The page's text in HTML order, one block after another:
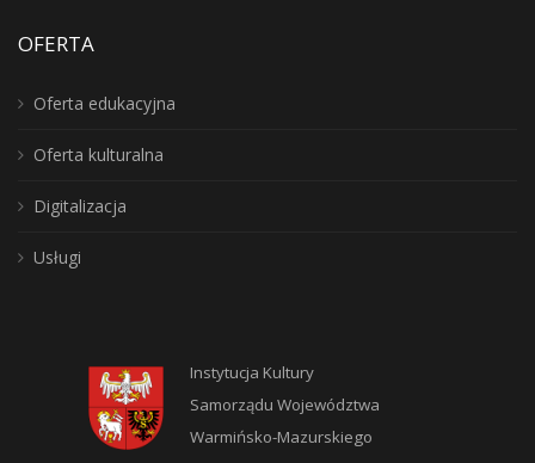
OFERTA
Oferta edukacyjna
Oferta kulturalna
Digitalizacja
Usługi
Instytucja Kultury
Samorządu Województwa
Warmińsko-Mazurskiego